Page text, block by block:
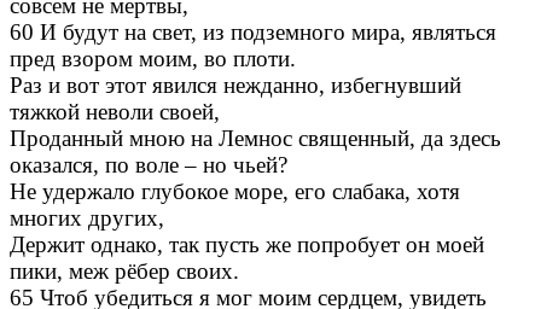
совсем не мертвы,
60 И будут на свет, из подземного мира, являться
пред взором моим, во плоти.
Раз и вот этот явился нежданно, избегнувший
тяжкой неволи своей,
Проданный мною на Лемнос священный, да здесь
оказался, по воле – но чьей?
Не удержало глубокое море, его слабака, хотя
многих других,
Держит однако, так пусть же попробует он моей
пики, меж рёбер своих.
65 Чтоб убедиться я мог моим сердцем, увидеть